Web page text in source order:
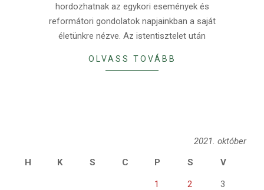
hordozhatnak az egykori események és
reformátori gondolatok napjainkban a saját
életünkre nézve. Az istentisztelet után
OLVASS TOVÁBB
2021. október
H
K S C P S V
1 2 3